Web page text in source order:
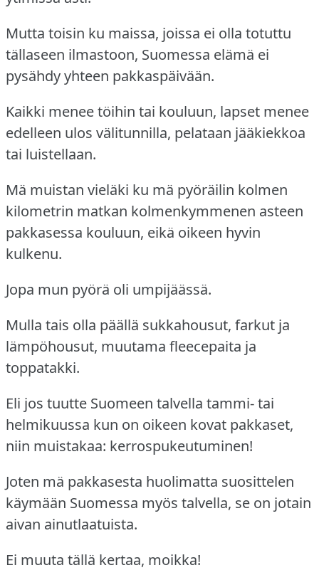
Mutta toisin ku maissa, joissa ei olla totuttu
tällaseen ilmastoon, Suomessa elämä ei
pysähdy yhteen pakkaspäivään.
Kaikki menee töihin tai kouluun, lapset menee
edelleen ulos välitunnilla, pelataan jääkiekkoa
tai luistellaan.
Mä muistan vieläki ku mä pyöräilin kolmen
kilometrin matkan kolmenkymmenen asteen
pakkasessa kouluun, eikä oikeen hyvin
kulkenu.
Jopa mun pyörä oli umpijäässä.
Mulla tais olla päällä sukkahousut, farkut ja
lämpöhousut, muutama fleecepaita ja
toppatakki.
Eli jos tuutte Suomeen talvella tammi- tai
helmikuussa kun on oikeen kovat pakkaset,
niin muistakaa: kerrospukeutuminen!
Joten mä pakkasesta huolimatta suosittelen
käymään Suomessa myös talvella, se on jotain
aivan ainutlaatuista.
Ei muuta tällä kertaa, moikka!